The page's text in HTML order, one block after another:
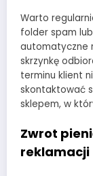
Warto
folder spam
automatyczne
skrzynkę
terminu klient
skontaktować
sklepem, w
Zwrot
reklamacji